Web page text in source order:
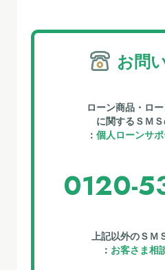
お問
ローン商品・ロ
に関するＳＭ
： 個人ローンサ
0120-
上記以外のＳＭ
： お客さま相